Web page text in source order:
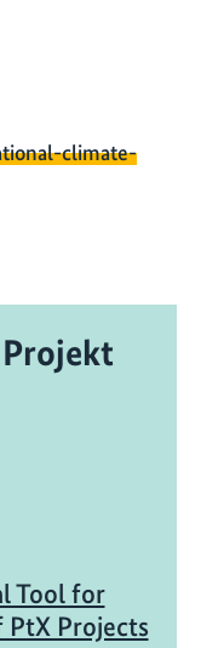
climate-
Tool for
PtX Projects